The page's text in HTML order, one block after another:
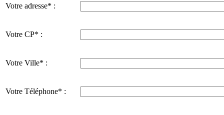
Votre adresse* :
Votre CP* :
Votre Ville* :
Votre Téléphone* :